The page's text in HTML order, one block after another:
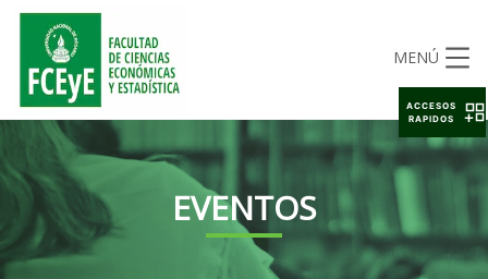
MENÚ
EVENTOS
ACCESOS
RAPIDOS